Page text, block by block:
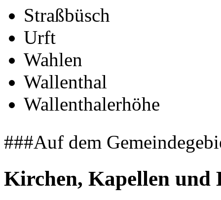
Straßbüsch
Urft
Wahlen
Wallenthal
Wallenthalerhöhe
###Auf dem
Kirchen, Kapellen